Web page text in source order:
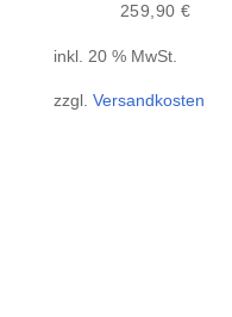
259,90€
inkl. 20 % MwSt.
zzgl. Versandkosten